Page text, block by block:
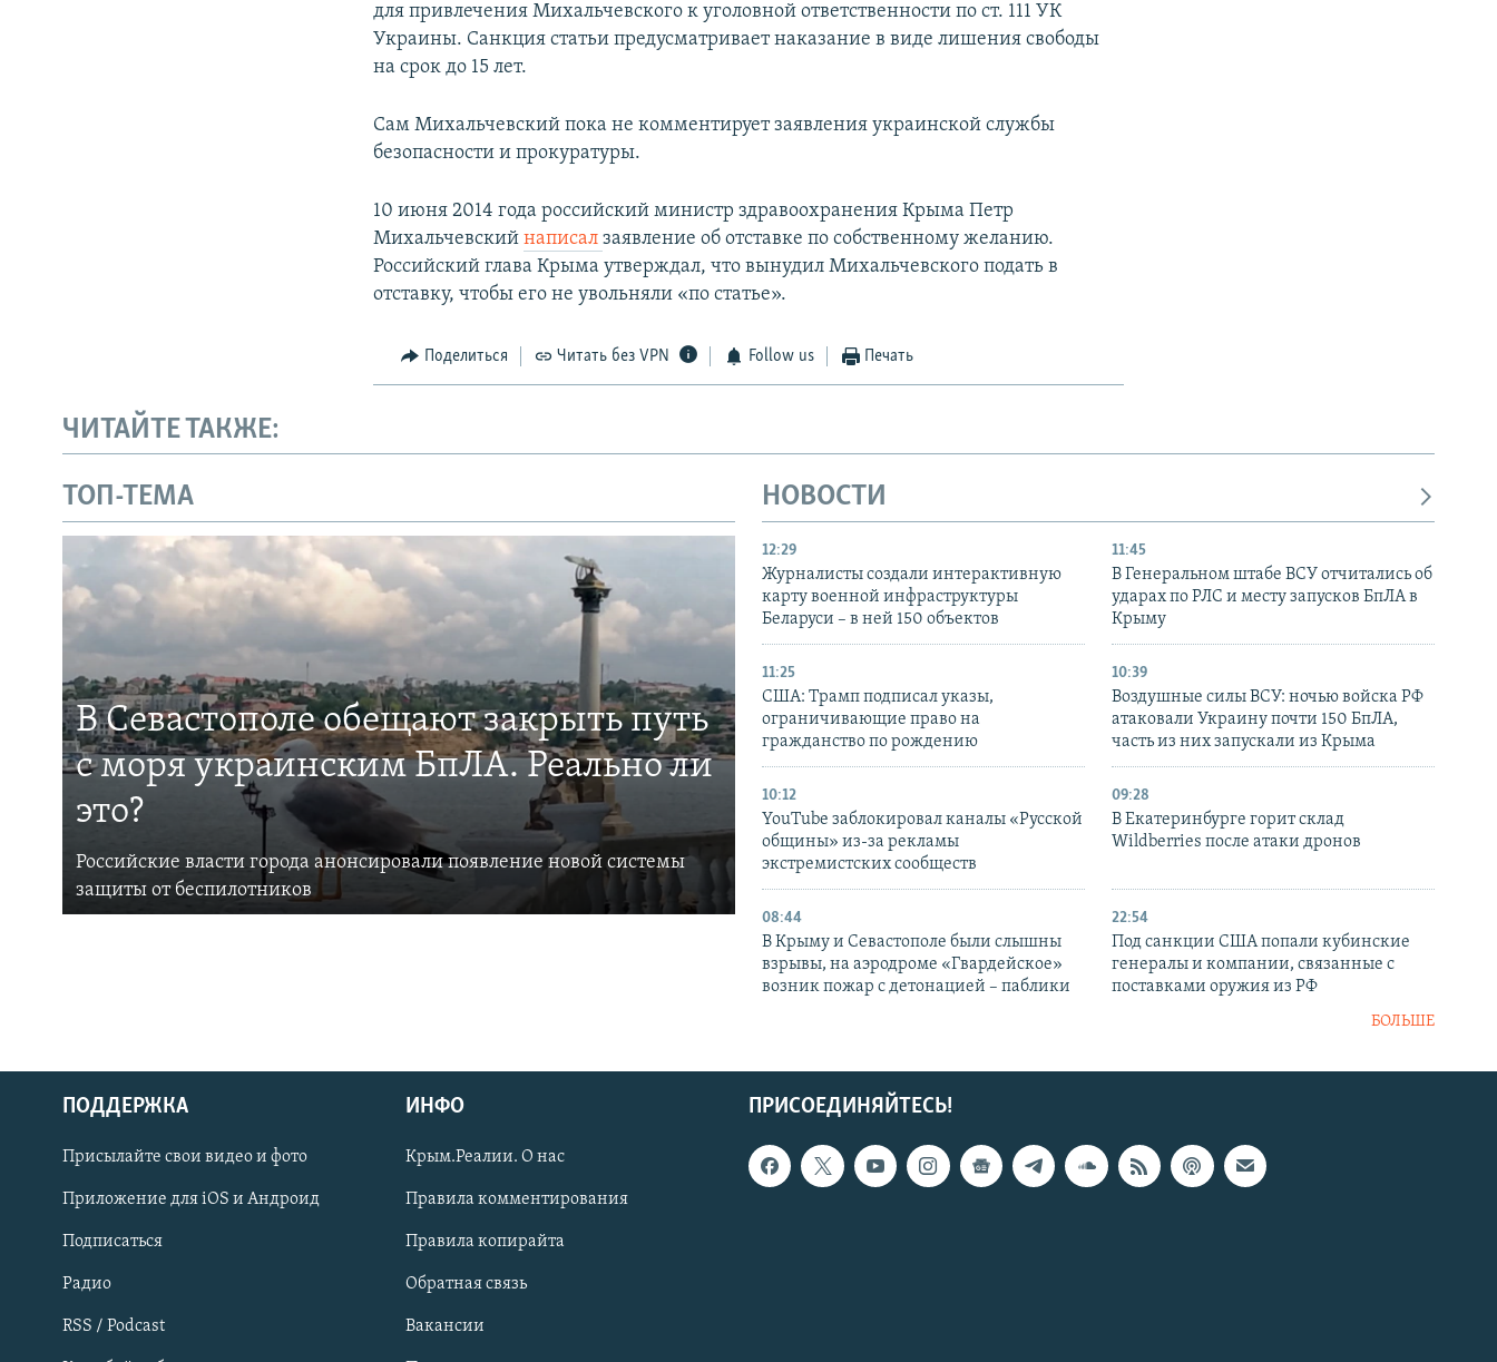
Українською
Qırımtatar
ПРИСОЕДИНЯЙТЕСЬ!
для привлечения Михальчевского к уголовной ответственности по ст. 111 УК
Украины. Санкция статьи предусматривает наказание в виде лишения свободы
на срок до 15 лет.
Сам Михальчевский пока не комментирует заявления украинской службы
безопасности и прокуратуры.
10 июня 2014 года российский министр здравоохранения Крыма Петр
Михальчевскийнаписалзаявление об отставке по собственному желанию.
Российский глава Крыма утверждал, что вынудил Михальчевского подать в
отставку, чтобы его не увольняли «по статье».
Поделиться Читать без VPN Follow us Печать
ЧИТАЙТЕ ТАКЖЕ:
ТОП-ТЕМА
В Севастополе обещают закрыть путь
с моря украинским БпЛА. Реально ли
это?
Российские власти города анонсировали появление новой системы
защиты от беспилотников
НОВОСТИ
12:29
Журналисты создали интерактивную
карту военной инфраструктуры
Беларуси – в ней 150 объектов
11:45
В Генеральном штабе ВСУ отчитались об
ударах по РЛС и месту запусков БпЛА в
Крыму
11:25
США: Трамп подписал указы,
ограничивающие право на
гражданство по рождению
10:39
Воздушные силы ВСУ: ночью войска РФ
атаковали Украину почти 150 БпЛА,
часть из них запускали из Крыма
10:12
YouTube заблокировал каналы «Русской
общины» из-за рекламы
экстремистских сообществ
09:28
В Екатеринбурге горит склад
Wildberries после атаки дронов
08:44
В Крыму и Севастополе были слышны
взрывы, на аэродроме «Гвардейское»
возник пожар с детонацией – паблики
22:54
Под санкции США попали кубинские
генералы и компании, связанные с
поставками оружия из РФ
БОЛЬШЕ
ПРИСОЕДИНЯЙТЕСЬ!
ПОДДЕРЖКА
Присылайте свои видео и фото
Приложение для iOS и Андроид
Подписаться
Радио
RSS / Podcast
ИНФО
Крым.Реалии. О нас
Правила комментирования
Правила копирайта
Обратная связь
Вакансии